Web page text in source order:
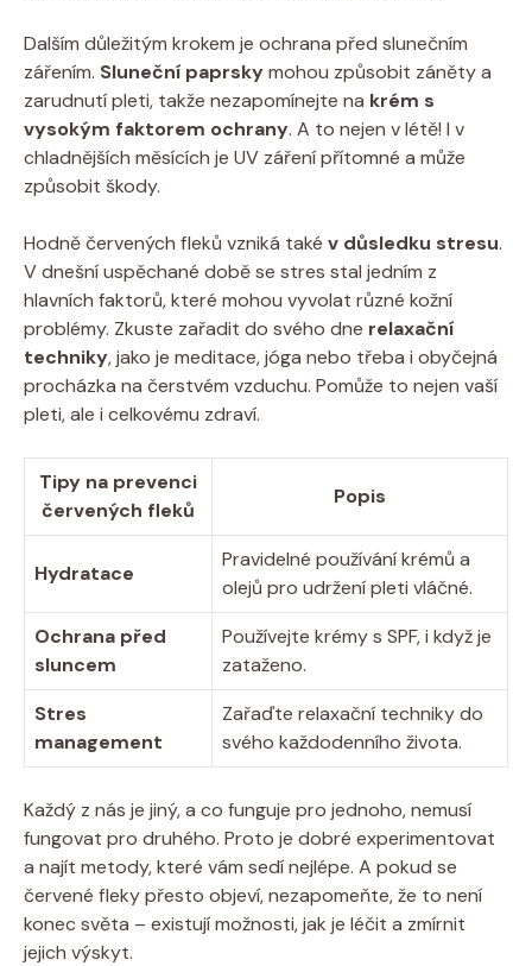
Dalším důležitým krokem je ochrana před slunečním
zářením. Sluneční paprskymohou způsobit záněty a
zarudnutí pleti, takže nezapomínejte na krém s
vysokým faktorem ochrany. A to nejen v létě! I v
chladnějších měsících je UV záření přítomné a může
způsobit škody.
Hodně červených fleků vzniká také v důsledku stresu.
V dnešní uspěchané době se stres stal jedním z
hlavních faktorů, které mohou vyvolat různé kožní
problémy. Zkuste zařadit do svého dne relaxační
techniky, jako je meditace, jóga nebo třeba i obyčejná
procházka na čerstvém vzduchu. Pomůže to nejen vaší
pleti, ale i celkovému zdraví.
Tipy na prevenci
červených fleků
Popis
Hydratace
Pravidelné používání krémů a
olejů pro udržení pleti vláčné.
Ochrana před
sluncem
Používejte krémy s SPF, i když je
zataženo.
Stres
management
Zařaďte relaxační techniky do
svého každodenního života.
Každý z nás je jiný, a co funguje pro jednoho, nemusí
fungovat pro druhého. Proto je dobré experimentovat
a najít metody, které vám sedí nejlépe. A pokud se
červené fleky přesto objeví, nezapomeňte, že to není
konec světa – existují možnosti, jak je léčit a zmírnit
jejich výskyt.